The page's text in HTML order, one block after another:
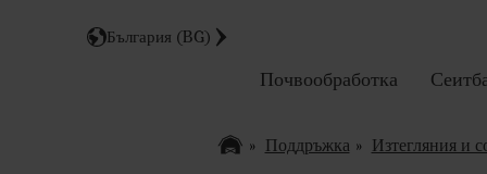
България (BG)
Почвообработка
Поддръжка Изтегляния и